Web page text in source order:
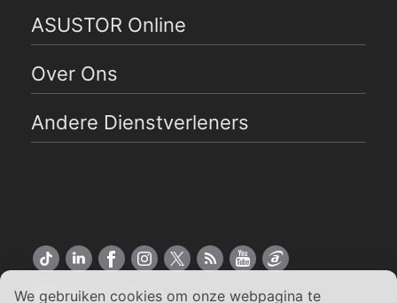
We gebruiken cookies om onze webpagina te
ASUSTOR Online
Over Ons
Andere Dienstverleners